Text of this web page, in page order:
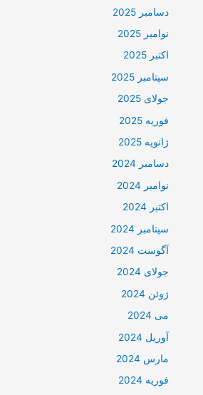
دسامبر 2025
نوامبر 2025
اکتبر 2025
سپتامبر 2025
جولای 2025
فوریه 2025
ژانویه 2025
دسامبر 2024
نوامبر 2024
اکتبر 2024
سپتامبر 2024
آگوست 2024
جولای 2024
ژوئن 2024
می 2024
آوریل 2024
مارس 2024
فوریه 2024